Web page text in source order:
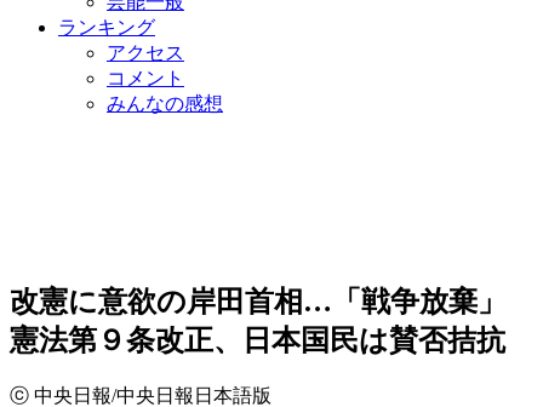
ランキング
アクセス
コメント
みんなの感想
改憲に意欲の岸田首相…「戦争放棄」
憲法第９条改正、日本国民は賛否拮抗
ⓒ 中央日報/中央日報日本語版